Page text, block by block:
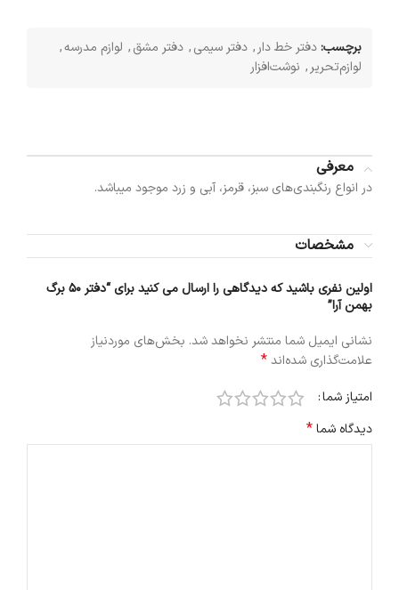
برچسب:دفتر خط دار , دفتر سیمی, دفتر مشق, لوازم مدرسه,
لوازم‌تحریر , نوشت‌افزار
معرفی
در انواع رنگبندی‌های سبز، قرمز، آبی و زرد موجود میباشد.
مشخصات
اولین نفری باشید که دیدگاهی را ارسال می کنید برای “دفتر 50 برگ
بهمن‌ آرا”
نشانی ایمیل شما منتشر نخواهد شد. بخش‌های موردنیاز
علامت‌گذاری شده‌اند*
امتیاز شما
دیدگاه شما*